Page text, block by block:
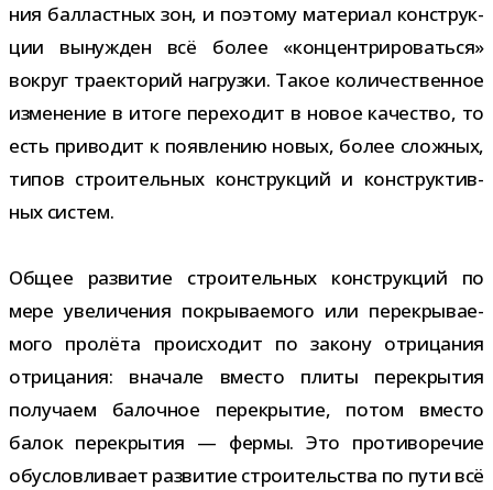
ния бал­ласт­ных зон, и поэтому мате­риал кон­струк­
ции вынуж­ден всё более «кон­цен­три­ро­ваться»
вокруг тра­ек­то­рий нагрузки. Такое коли­че­ствен­ное
изме­не­ние в итоге пере­хо­дит в новое каче­ство, то
есть при­во­дит к появ­ле­нию новых, более слож­ных,
типов стро­и­тель­ных кон­струк­ций и кон­струк­тив­
ных систем.
Общее раз­ви­тие стро­и­тель­ных кон­струк­ций по
мере уве­ли­че­ния покры­ва­е­мого или пере­кры­ва­е­
мого про­лёта про­ис­хо­дит по закону отри­ца­ния
отри­ца­ния: вна­чале вме­сто плиты пере­кры­тия
полу­чаем балоч­ное пере­кры­тие, потом вме­сто
балок пере­кры­тия — фермы. Это про­ти­во­ре­чие
обу­слов­ли­вает раз­ви­тие стро­и­тель­ства по пути всё